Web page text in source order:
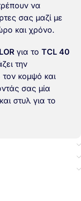
να
σας μαζί με
και χρόνο.
για το TCL 40
την
τον κομψό και
σας μία
στυλ για το